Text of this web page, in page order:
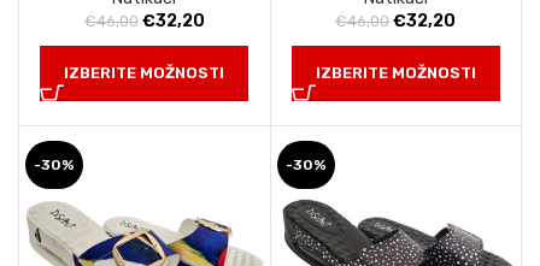
€46,00 Izvirna
cena
je
€32,20Trenutna
cena
je:
IZBERITE MOŽNOSTI
€46,00 Izvirna
cena
je
€32,20
cena
je:
IZBERITE MOŽNOSTI
-30% -30%